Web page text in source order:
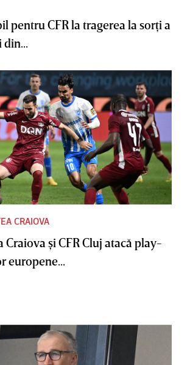
pentru CFR la tragerea la sorţi a
CRAIOVA
Craiova şi CFR Cluj atacă play-
europene...